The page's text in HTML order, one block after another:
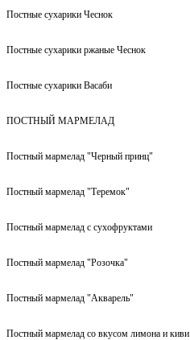
Постные сухарики Чеснок
Постные сухарики ржаные Чеснок
Постные сухарики Васаби
ПОСТНЫЙ МАРМЕЛАД
Постный мармелад "Черный принц"
Постный мармелад "Теремок"
Постный мармелад с сухофруктами
Постный мармелад "Розочка"
Постный мармелад "Акварель"
Постный мармелад со вкусом лимона и киви